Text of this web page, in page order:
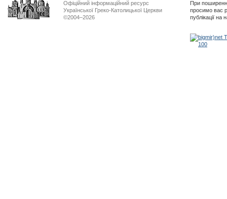
Офіційний інформаційний ресурс
Української Греко-Католицької Церкви
©2004–2026
При
просимо вас
публікації на